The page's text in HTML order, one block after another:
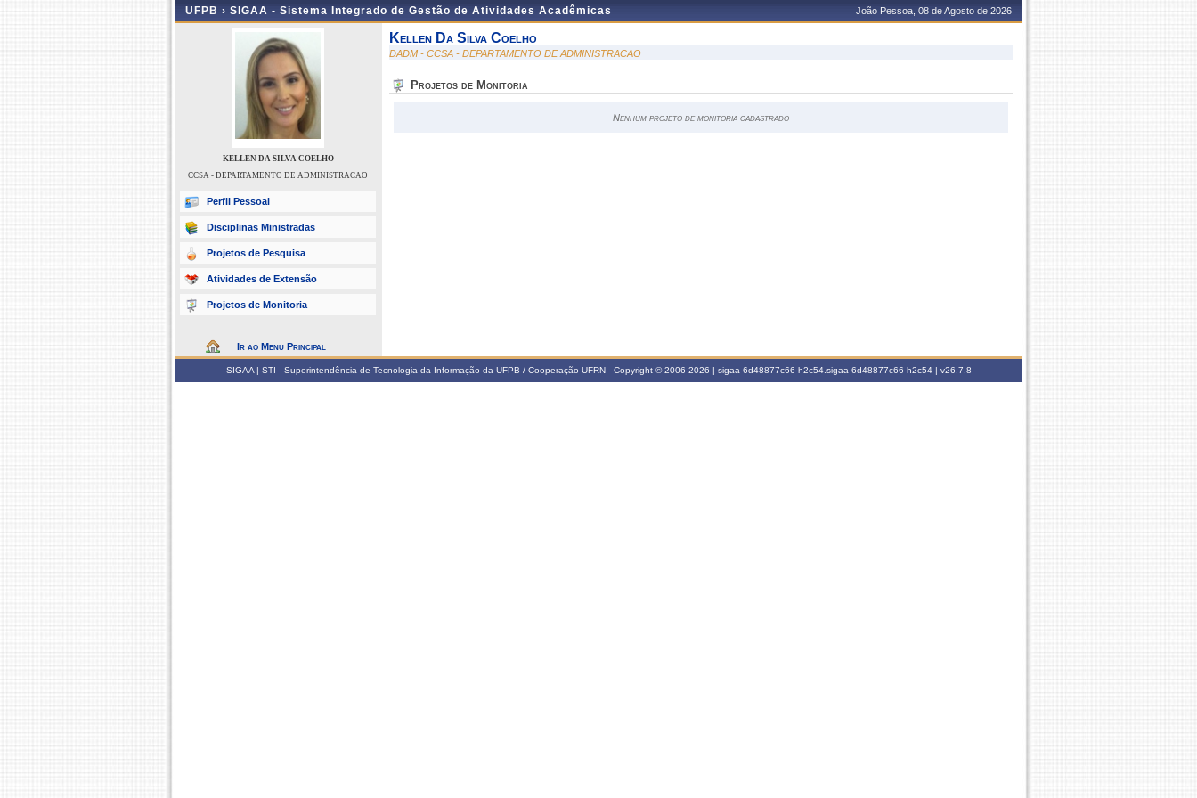
UFPB › SIGAA - Sistema Integrado de Gestão de Atividades Acadêmicas João Pessoa, 08 de Agosto de 2026
KELLEN DA SILVA COELHO
CCSA - DEPARTAMENTO DE ADMINISTRACAO
Perfil Pessoal
Disciplinas Ministradas
Projetos de Pesquisa
Atividades de Extensão
Projetos de Monitoria
Ir ao Menu Principal
Kellen Da Silva Coelho
DADM - CCSA - DEPARTAMENTO DE ADMINISTRACAO
Projetos de Monitoria
Nenhum projeto de monitoria cadastrado
SIGAA | STI - Superintendência de Tecnologia da Informação da UFPB / Cooperação UFRN - Copyright © 2006-2026 | sigaa-6d48877c66-h2c54.sigaa-6d48877c66-h2c54 | v26.7.8